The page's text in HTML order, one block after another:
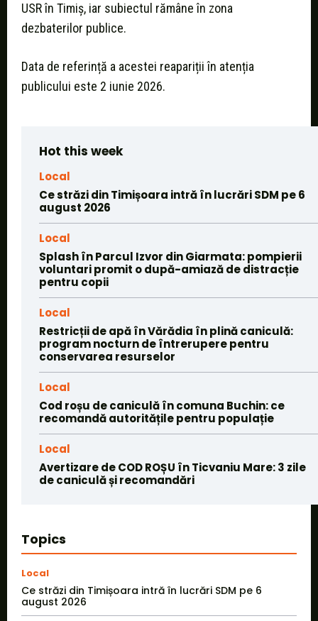
USR în Timiș, iar subiectul rămâne în zona
dezbaterilor publice.
Data de referință a acestei reapariții în atenția
publicului este 2 iunie 2026.
Hot this week
Local
Ce străzi din Timișoara intră în lucrări SDM pe 6
august 2026
Local
Splash în Parcul Izvor din Giarmata: pompierii
voluntari promit o după-amiază de distracție
pentru copii
Local
Restricții de apă în Vărădia în plină caniculă:
program nocturn de întrerupere pentru
conservarea resurselor
Local
Cod roșu de caniculă în comuna Buchin: ce
recomandă autoritățile pentru populație
Local
Avertizare de COD ROȘU în Ticvaniu Mare: 3 zile
de caniculă și recomandări
Topics
Local
Ce străzi din Timișoara intră în lucrări SDM pe 6
august 2026